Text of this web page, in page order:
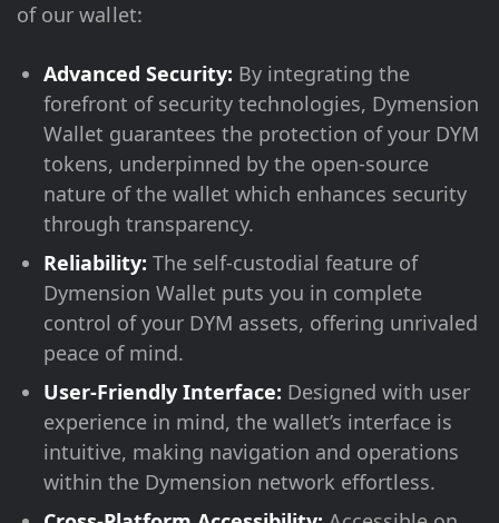
of our wallet:
Advanced Security: By integrating the
forefront of security technologies, Dymension
Wallet guarantees the protection of your DYM
tokens, underpinned by the open-source
nature of the wallet which enhances security
through transparency.
Reliability: The self-custodial feature of
Dymension Wallet puts you in complete
control of your DYM assets, offering unrivaled
peace of mind.
User-Friendly Interface: Designed with user
experience in mind, the wallet’s interface is
intuitive, making navigation and operations
within the Dymension network effortless.